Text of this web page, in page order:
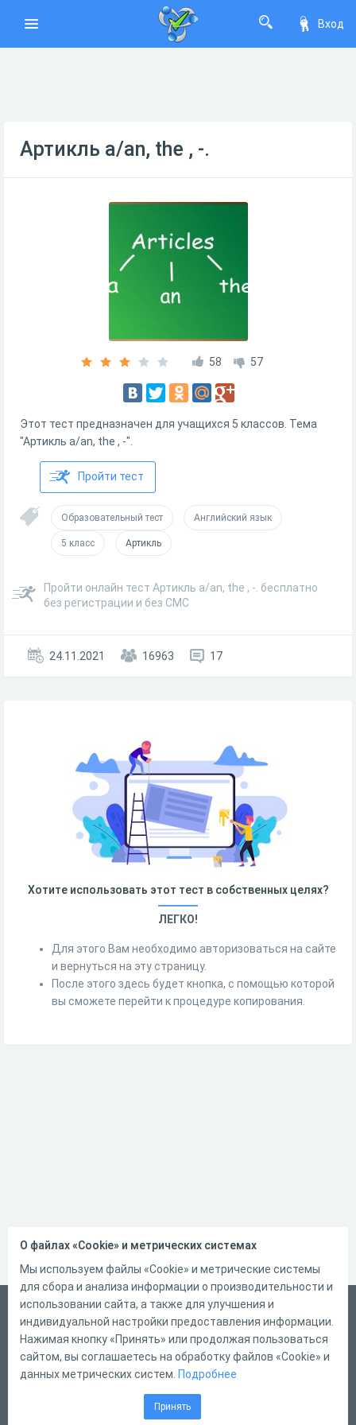
Вход
Артикль a/an, the , -.
58 57
Этот тест предназначен для учащихся 5 классов. Тема
"Артикль a/an, the , -".
Пройти тест
Образовательный тест Английский язык
5 класс Артикль
Пройти онлайн тест Артикль a/an, the , -. бесплатно
без регистрации и без СМС
24.11.2021 16963 17
Хотите использовать этот тест в собственных целях?
ЛЕГКО!
Для этого Вам необходимо авторизоваться на сайте
и вернуться на эту страницу.
После этого здесь будет кнопка, с помощью которой
вы сможете перейти к процедуре копирования.
Русский
Справка
Форма обратной связи
О файлах «Cookie» и метрических системах
Мы используем файлы «Cookie» и метрические системы
для сбора и анализа информации о производительности и
использовании сайта, а также для улучшения и
индивидуальной настройки предоставления информации.
Нажимая кнопку «Принять» или продолжая пользоваться
сайтом, вы соглашаетесь на обработку файлов «Cookie» и
данных метрических систем. Подробнее
Принять